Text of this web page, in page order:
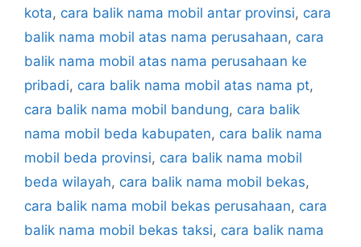
kota, cara balik nama mobil antar provinsi, cara
balik nama mobil atas nama perusahaan, cara
balik nama mobil atas nama perusahaan ke
pribadi, cara balik nama mobil atas nama pt,
cara balik nama mobil bandung, cara balik
nama mobil beda kabupaten, cara balik nama
mobil beda provinsi, cara balik nama mobil
beda wilayah, cara balik nama mobil bekas,
cara balik nama mobil bekas perusahaan, cara
balik nama mobil bekas taksi, cara balik nama